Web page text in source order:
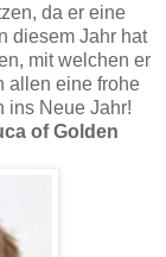
da er eine
diesem Jahr hat
mit welchen er
allen eine frohe
ins Neue Jahr!
of Golden